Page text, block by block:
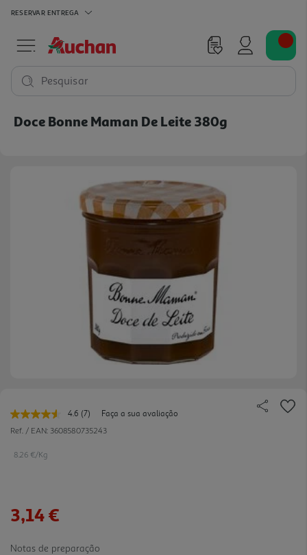
RESERVAR ENTREGA
Pesquisar
Doce Bonne Maman De Leite 380g
4.6 Leu
7
(7)
Faça a sua avaliação
Ref. / EAN: 3608580735243
8.26 €/Kg
3,14 €
Notas de preparação